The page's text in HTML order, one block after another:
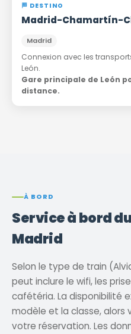
🏁 DESTINO
Madrid-Chamartín-
Madrid
Connexion avec les
León.
Gare principale de León
distance.
À BORD
Service à bord
Madrid
Selon le type de train
peut inclure le wifi, les
cafétéria. La disponibilité
modèle et la classe, alors
votre réservation. Les